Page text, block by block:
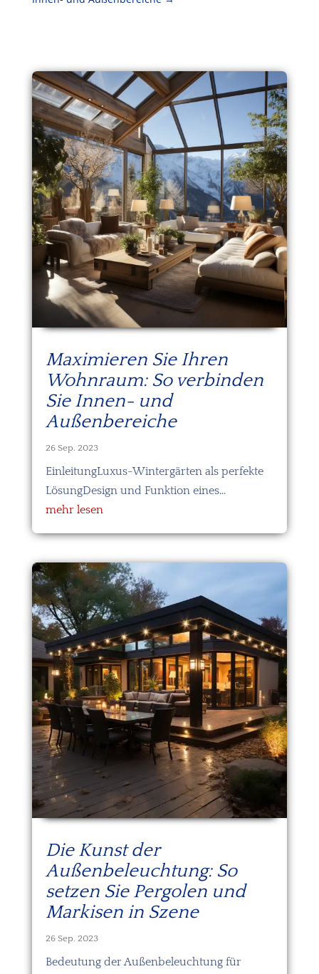
Maximieren Sie Ihren
Wohnraum: So verbinden
Sie Innen- und
Außenbereiche
26 Sep. 2023
EinleitungLuxus-Wintergärten als perfekte
LösungDesign und Funktion eines...
mehr lesen
Die Kunst der
Außenbeleuchtung: So
setzen Sie Pergolen und
Markisen in Szene
26 Sep. 2023
Bedeutung der Außenbeleuchtung für